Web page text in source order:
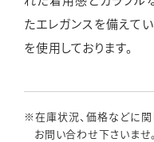
たエレガンスを備えて
を使用しております。
※在庫状況、価格などに関
お問い合わせ下さいませ。